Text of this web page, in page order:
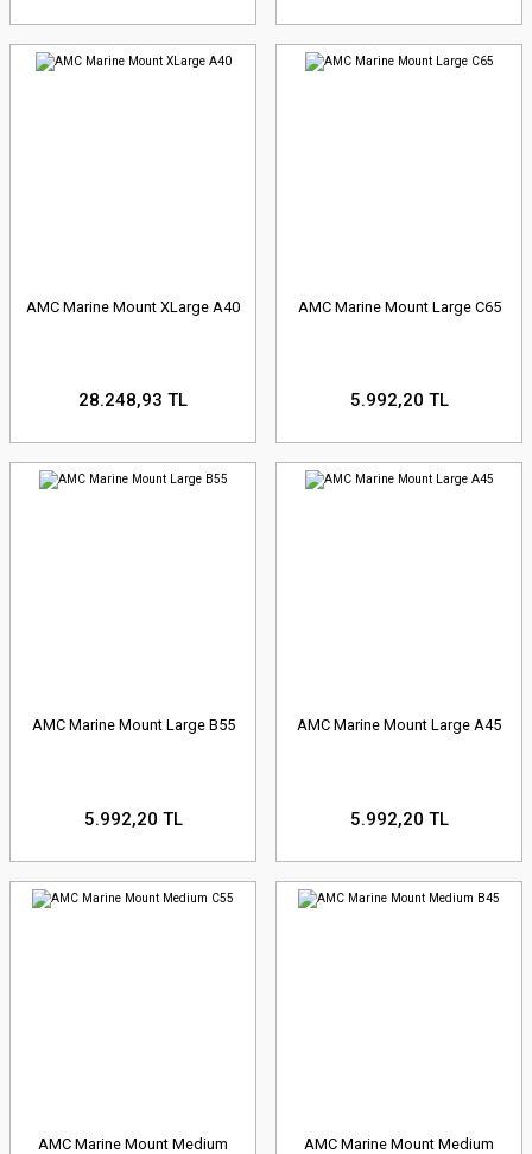
AMC Marine Mount XLarge A40
28.248,93 TL
AMC Marine Mount Large C65
5.992,20 TL
AMC Marine Mount Large B55
5.992,20 TL
AMC Marine Mount Large A45
5.992,20 TL
AMC Marine Mount Medium
AMC Marine Mount Medium